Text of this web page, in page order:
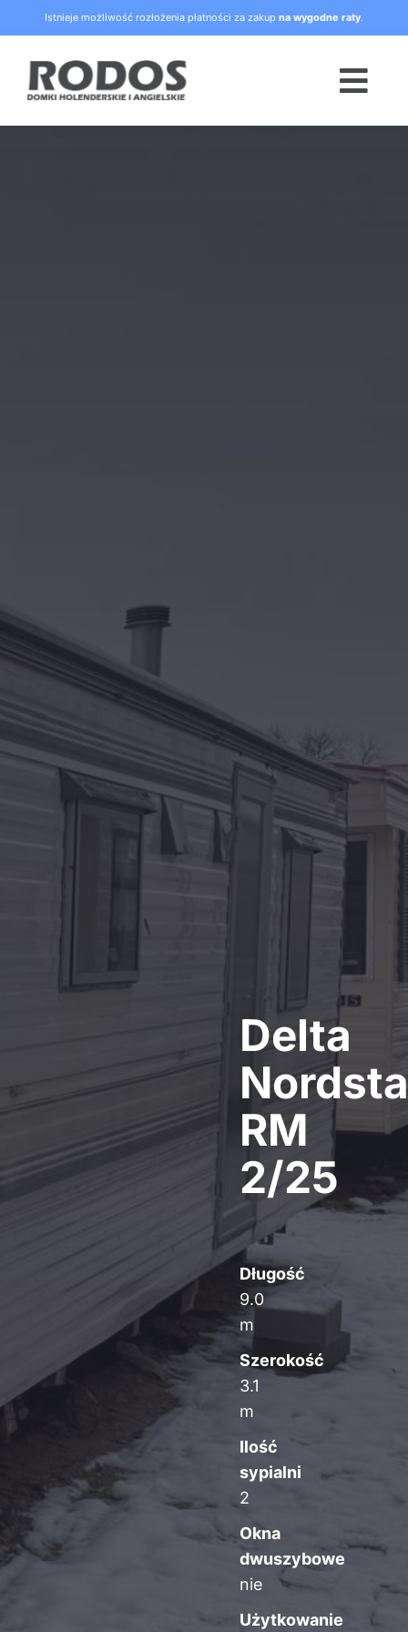
to
content
Istnieje możliwość rozłożenia płatności za zakup na wygodne raty.
Delta
RM
2/25
Długość
9.0
m
Szerokość
3.1
m
Ilość
sypialni
2
Okna
dwuszybowe
nie
Użytkowanie